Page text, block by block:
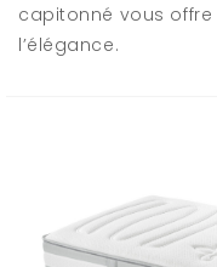
capitonné vous
l’élégance.